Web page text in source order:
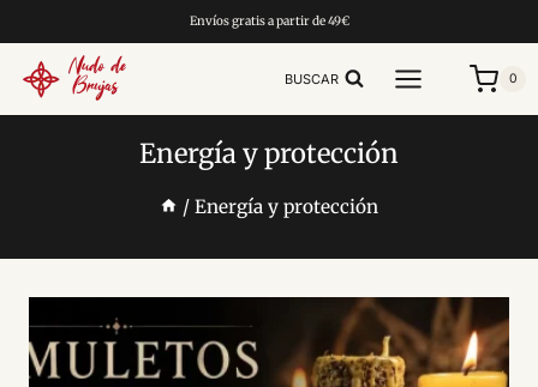
al
contenido
Envíos gratis a partir de 49€
BUSCAR 0
Energía y protección
/ Energía y protección